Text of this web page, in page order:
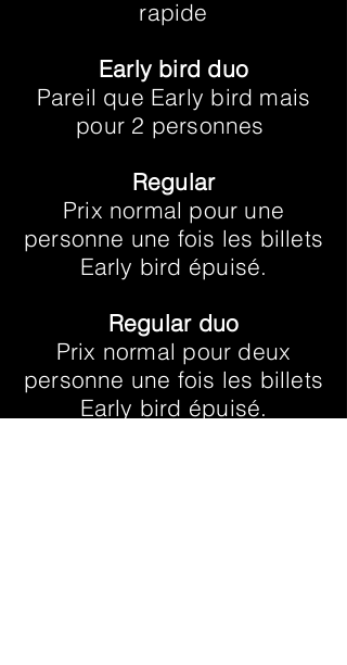
rapide
Early bird duo
Pareil que Early bird mais
pour 2 personnes
Regular
Prix normal pour une
personne une fois les billets
Early bird épuisé.
Regular duo
Prix normal pour deux
personne une fois les billets
Early bird épuisé.